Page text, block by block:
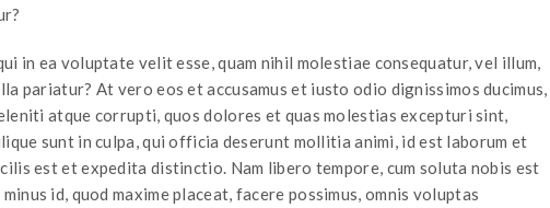
in ea voluptate velit esse, quam nihil molestiae consequatur, vel illum,
pariatur? At vero eos et accusamus et iusto odio dignissimos ducimus,
atque corrupti, quos dolores et quas molestias excepturi sint,
sunt in culpa, qui officia deserunt mollitia animi, id est laborum et
est et expedita distinctio. Nam libero tempore, cum soluta nobis est
id, quod maxime placeat, facere possimus, omnis voluptas